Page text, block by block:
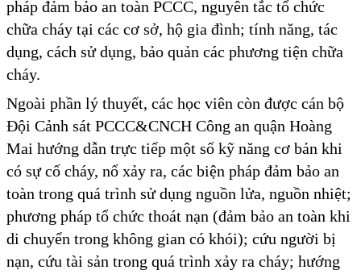
pháp đảm bảo an toàn PCCC, nguyên tắc tổ chức
chữa cháy tại các cơ sở, hộ gia đình; tính năng, tác
dụng, cách sử dụng, bảo quản các phương tiện chữa
cháy.
Ngoài phần lý thuyết, các học viên còn được cán bộ
Đội Cảnh sát PCCC&CNCH Công an quận Hoàng
Mai hướng dẫn trực tiếp một số kỹ năng cơ bản khi
có sự cố cháy, nổ xảy ra, các biện pháp đảm bảo an
toàn trong quá trình sử dụng nguồn lửa, nguồn nhiệt;
phương pháp tổ chức thoát nạn (đảm bảo an toàn khi
di chuyển trong không gian có khói); cứu người bị
nạn, cứu tài sản trong quá trình xảy ra cháy; hướng